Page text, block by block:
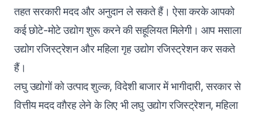
तहत सरकारी मदद और अनुदान ले सकते हैं। ऐसा करके आपको
कई छोटे-मोटे उद्योग शुरू करने की सहूलियत मिलेगी। आप मसाला
उद्योग रजिस्ट्रेशन और महिला गृह उद्योग रजिस्ट्रेशन कर सकते
हैं।
लघु उद्योगों को उत्पाद शुल्क, विदेशी बाजार में भागीदारी, सरकार से
वित्तीय मदद वग़ैरह लेने के लिए भी लघु उद्योग रजिस्ट्रेशन, महिला